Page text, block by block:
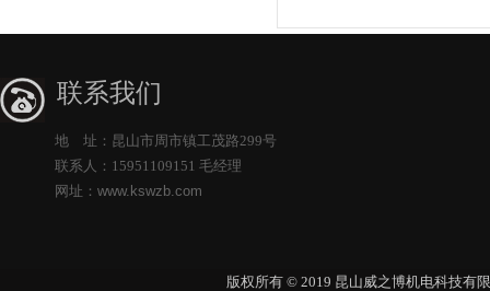
联系我们
地 址：昆山市周市镇工茂路299号
联系人：15951109151 毛经理
网址： www.kswzb.com
版权所有 © 2019 昆山威之博机电科技